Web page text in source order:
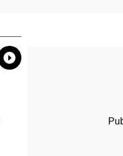
Whatsapp
Compartir